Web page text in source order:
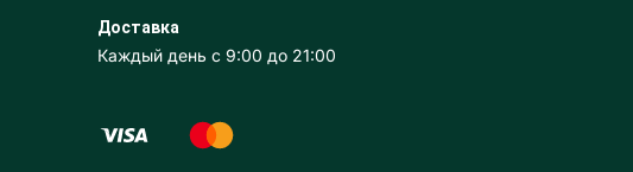
Доставка
Каждый день с 9:00 до 21:00